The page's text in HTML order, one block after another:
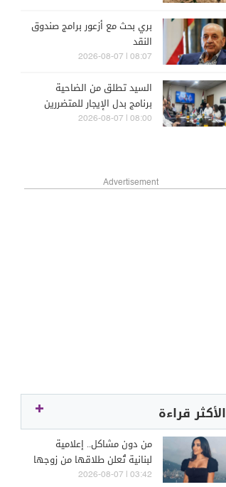
بري بحث مع أزعور برامج صندوق
النقد
08:07 | 2026-08-07
السيد تطلق من الضاحية
برنامج بدل الإيجار للمتضررين
08:00 | 2026-08-07
Advertisement
الأكثر قراءة
من دون مشاكل.. إعلامية
لبنانية تُعلن طلاقها من زوجها
رجل الأعمال
03:42 | 2026-08-07